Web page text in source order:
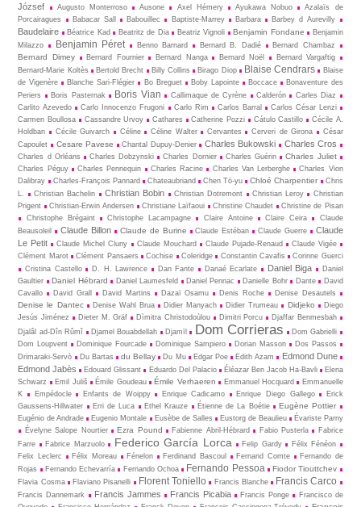
József
Augusto Monterroso Ausone Axel Hémery Ayukawa Nobuo
Azalaïs de
Porcairagues
Babacar Sall Babouillec Baptiste-Marrey Barbara Barbey d Aurevilly
Baudelaire Béatrice Kad Beatritz de Dia Beatriz Vignoli Benjamin Fondane
Benjamin
Milazzo
Benjamin Péret Benno Barnard Bernard B. Dadié Bernard Chambaz
Bernard Dimey Bernard Fournier Bernard Nanga Bernard Noël
Bernard Vargaftig
Bernard-Marie Koltès
Bertold Brecht Billy Collins Birago Diop Blaise Cendrars
Blaise
de Vigenère
Blanche Sari-Flégier Bo Breguet Boby Lapointe Boccace
Bonaventure des
Periers
Boris Pasternak Boris Vian Callimaque de Cyrène Cal­derón
Carles Diaz
Carlito Azevedo
Carlo Innocenzo Frugoni Carlo Rim Carlos Barral
Carlos César Lenzi
Carmen Boullosa
Cassandre Urvoy Cathares Catherine Pozzi Cátulo Castillo
Cécile A.
Holdban
Cécile Guivarch Céline Céline Walter Cervantes Cerveri de Girona
César
Capoulet
Cesare Pavese Chantal Dupuy-Denier Charles Bukowski Charles Cros
Charles d Orléans Charles Dobzynski Charles Dornier Charles Guérin Charles Juliet
Charles Péguy Charles Pennequin Charles Racine Charles Van Lerberghe
Charles Vion
Dalibray
Charles-François Pannard Chateaubriand Chen Tö-yu Chloé Charpentier
Chris
L.
Christian Bachelin Christian Bobin Christian Dotremont Christian Leroy
Christian
Prigent
Christian-Erwin Andersen Christiane Laïfaoui Christine Chaudet
Christine de Pisan
Christophe Brégaint
Christophe Lacampagne Claire Antoine Claire Ceira
Claude
Beausoleil
Claude Billon Claude de Burine Claude Estéban Claude Guerre
Claude
Le Petit
Claude Michel Cluny Claude Mouchard Claude Pujade-Renaud
Claude Vigée
Clément Marot
Clément Pansaers Cochise Coleridge Constantin Cavafis
Corinne Guerci
Cristina Castello
D. H. Lawrence Dan Fante Danaé Ecarlate Daniel Biga
Daniel
Gaultier
Daniel Hébrard Daniel Laumesfeld Daniel Pennac Danielle Bohr Dante
David
Cavallo
David Grall David Martins Dazaï Osamu Denis Roche Denise Desautels
Denise le Dantec Denise Wahl Brua Didier Manyach Didier Trumeau Didjeko
Diego
Jesús Jiménez
Dieter M. Gräf Dìmitra Christodoùlou Dimitri Porcu
Djaffar Benmesbah
Djalâl ad-Dîn Rûmî
Djamel Bouabdellah Djamīl Dom Corrieras
Dom Gabrielli
Dom Loupvent
Dominique Fourcade Dominique Sampiero Dorian Masson
Dos Passos
Drimaraki-Servò
Du Bartas du Bellay Du Mu Edgar Poe Edith Azam
Edmond Dune
Edmond Jabès
Edouard Glissant Eduardo Del Palacio Éléazar Ben Jacob Ha-Bavli
Elena
Schwarz
Emil Juliš Émile Goudeau Émile Verhaeren Emmanuel Hocquard
Emmanuelle
K
Empédocle Enfants de Woippy Enrique Cadicamo Enrique Diego Gallego
Erick
Gaussens-Hillwater
Erri de Luca Ethel Krauze Étienne de La Boétie Eugène Pottier
Eugénio de Andrade Eugenio Montale Eusèbe de Salles Eustorg de Beaulieu
Évariste Parny
Évelyne Salope Nourtier
Ezra Pound Fabienne Abril-Hébrard Fabio Pusterla
Fabrice
Farre
Fabrice Marzuolo Federico García Lorca Felip Gardy
Félix Fénéon
Felix Leclerc
Félix Moreau Fénelon Ferdinand Bascoul Fernand Comte
Fernando de
Rojas
Fernando Echevarría Fernando Ochoa Fernando Pessoa Fiodor Tiouttchev
Flavia Cosma Flaviano Pisanelli Florent Toniello Francis Blanche Francis Carco
Francis Dannemark Francis Jammes Francis Picabia Francis Ponge
Francisco de